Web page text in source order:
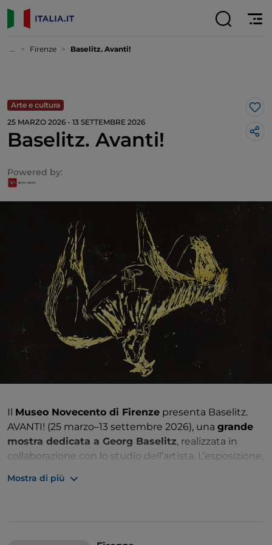
... Firenze Baselitz. Avanti!
Arte e cultura
25 MARZO 2026 - 13 SETTEMBRE 2026
Baselitz. Avanti!
Powered by:
Il Museo Novecento di Firenze presenta Baselitz.
AVANTI! (25 marzo–13 settembre 2026), una grande
mostra dedicata a Georg Baselitz, realizzata in
collaborazione con lo studio dell’artista. L’esposizione,
incisioni, dipinti e sculture
Mostra di più